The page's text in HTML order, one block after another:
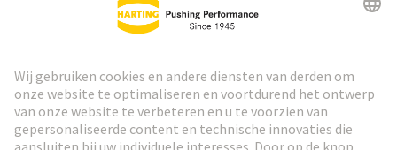
Ga naar registratie